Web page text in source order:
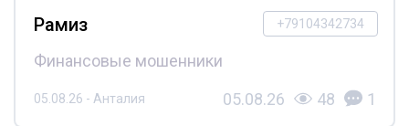
+79104342734
Рамиз
Финансовые мошенники
05.08.26 - Анталия 05.08.26 48 1